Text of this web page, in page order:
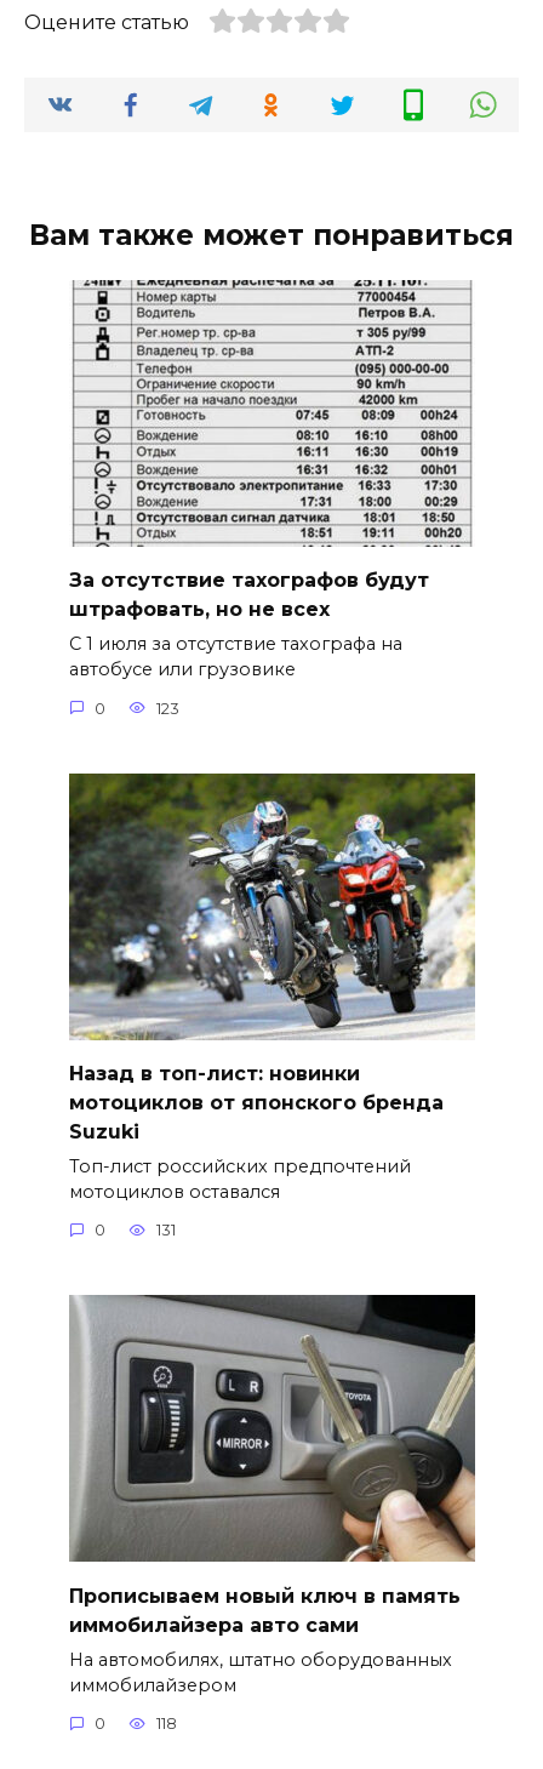
Оцените статью
Вам также может понравиться
За отсутствие тахографов будут
штрафовать, но не всех
С 1 июля за отсутствие тахографа на
автобусе или грузовике
0 123
Назад в топ-лист: новинки
мотоциклов от японского бренда
Suzuki
Топ-лист российских предпочтений
мотоциклов оставался
0 131
Прописываем новый ключ в память
иммобилайзера авто сами
На автомобилях, штатно оборудованных
иммобилайзером
0 118